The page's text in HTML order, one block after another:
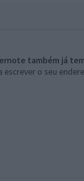
também já
o seu